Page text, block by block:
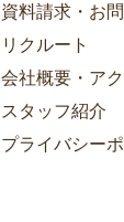
資料請求・お
リクルート
会社概要・ア
スタッフ紹介
プライバシー